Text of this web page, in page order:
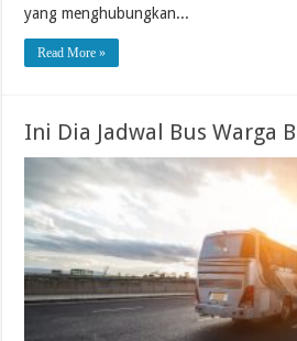
yang menghubungkan...
Read More »
Ini Dia Jadwal Bus Warga